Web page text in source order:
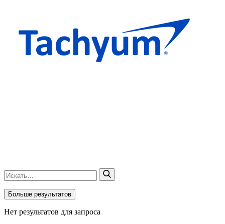
Больше результатов
Нет результатов для запроса